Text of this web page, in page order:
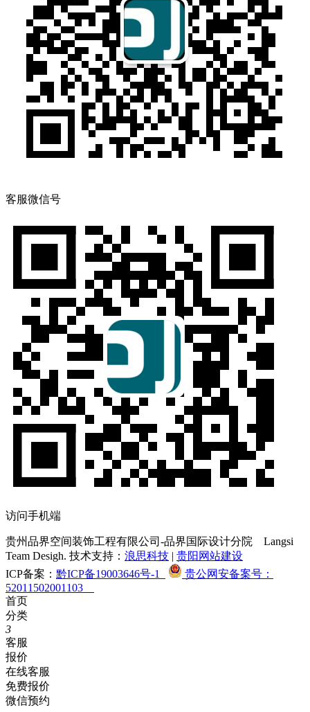
客服微信号
访问手机端
贵州品界空间装饰工程有限公司-品界国际设计分院 Langsi
Team Desigh. 技术支持： 浪思科技 | 贵阳网站建设
ICP备案： 黔ICP备19003646号-1
贵公网安备案号：
52011502001103
首页
分类
3
客服
报价
在线客服
免费报价
微信预约